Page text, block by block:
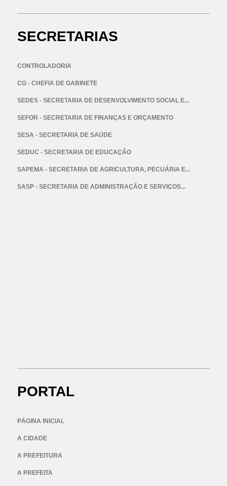
SECRETARIAS
CONTROLADORIA
CG - CHEFIA DE GABINETE
SEDES - SECRETARIA DE DESENVOLVIMENTO SOCIAL E...
SEFOR - SECRETARIA DE FINANÇAS E ORÇAMENTO
SESA - SECRETARIA DE SAÚDE
SEDUC - SECRETARIA DE EDUCAÇÃO
SAPEMA - SECRETARIA DE AGRICULTURA, PECUÁRIA E...
SASP - SECRETARIA DE ADMINISTRAÇÃO E SERVIÇOS...
PORTAL
PÁGINA INICIAL
A CIDADE
A PREFEITURA
A PREFEITA